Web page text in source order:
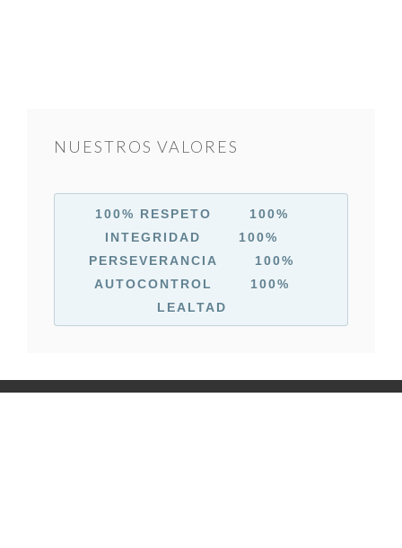
NUESTROS VALORES
100% RESPETO 100%
INTEGRIDAD
100%
PERSEVERANCIA
100%
AUTOCONTROL
100%
LEALTAD